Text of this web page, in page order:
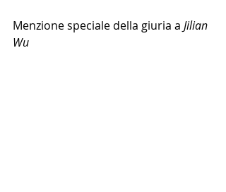
Menzione speciale della giuria a Jilian
Wu